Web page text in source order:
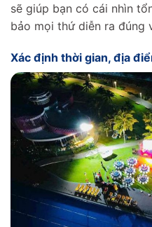
sẽ giúp bạn có cái nhìn
bảo mọi thứ diễn ra đúng
Xác định thời gian, địa